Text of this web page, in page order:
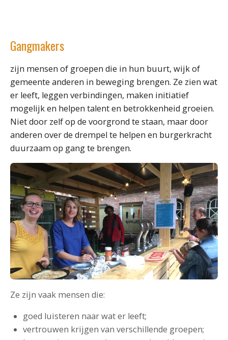
Gangmakers
zijn mensen of groepen die in hun buurt, wijk of
gemeente anderen in beweging brengen. Ze zien wat
er leeft, leggen verbindingen, maken initiatief
mogelijk en helpen talent en betrokkenheid groeien.
Niet door zelf op de voorgrond te staan, maar door
anderen over de drempel te helpen en burgerkracht
duurzaam op gang te brengen.
Ze zijn vaak mensen die:
goed luisteren naar wat er leeft;
vertrouwen krijgen van verschillende groepen;